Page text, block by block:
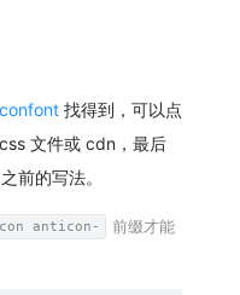
找得到，可以点
文件或 cdn，最后
之前的写法。
anticon-
前缀才能